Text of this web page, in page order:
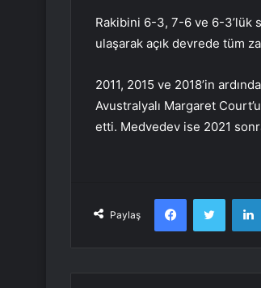
Rakibini 6-3, 7-6 ve 6-3’lük
ulaşarak açık devrede tüm
2011, 2015 ve 2018’in
Avustralyalı Margaret
etti. Medvedev ise 2021
Paylaş
FacebookTwitter